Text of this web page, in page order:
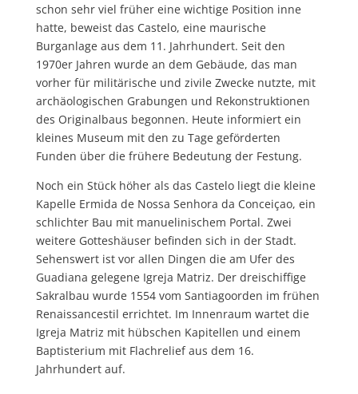
schon sehr viel früher eine wichtige Position inne
hatte, beweist das Castelo, eine maurische
Burganlage aus dem 11. Jahrhundert. Seit den
1970er Jahren wurde an dem Gebäude, das man
vorher für militärische und zivile Zwecke nutzte, mit
archäologischen Grabungen und Rekonstruktionen
des Originalbaus begonnen. Heute informiert ein
kleines Museum mit den zu Tage geförderten
Funden über die frühere Bedeutung der Festung.
Noch ein Stück höher als das Castelo liegt die kleine
Kapelle Ermida de Nossa Senhora da Conceiçao, ein
schlichter Bau mit manuelinischem Portal. Zwei
weitere Gotteshäuser befinden sich in der Stadt.
Sehenswert ist vor allen Dingen die am Ufer des
Guadiana gelegene Igreja Matriz. Der dreischiffige
Sakralbau wurde 1554 vom Santiagoorden im frühen
Renaissancestil errichtet. Im Innenraum wartet die
Igreja Matriz mit hübschen Kapitellen und einem
Baptisterium mit Flachrelief aus dem 16.
Jahrhundert auf.